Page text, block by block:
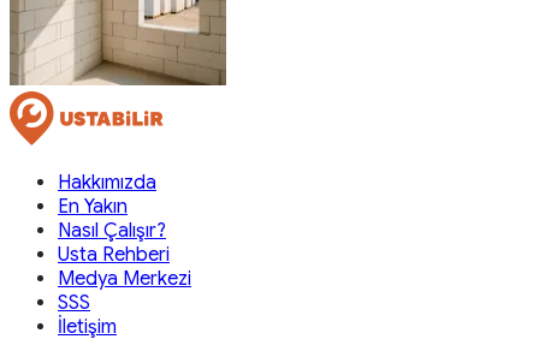
Hakkımızda
En Yakın
Nasıl Çalışır?
Usta Rehberi
Medya Merkezi
SSS
İletişim